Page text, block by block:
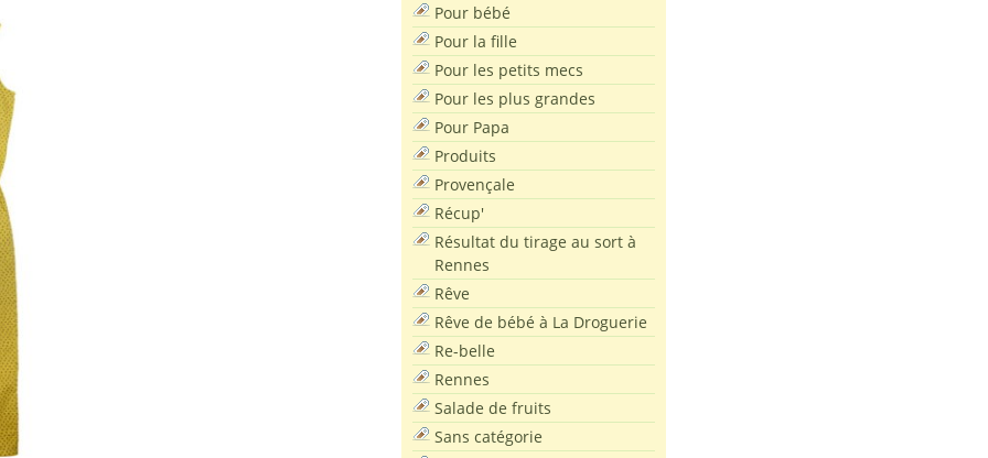
Pour bébé
Pour la fille
Pour les petits mecs
Pour les plus grandes
Pour Papa
Produits
Provençale
Récup'
Résultat du tirage au sort à
Rennes
Rêve
Rêve de bébé à La Droguerie
Re-belle
Rennes
Salade de fruits
Sans catégorie